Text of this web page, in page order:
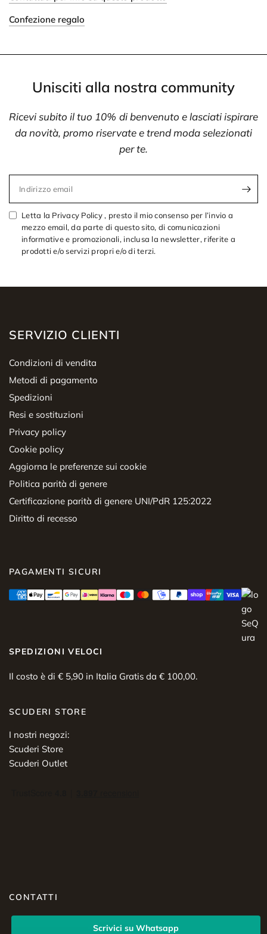
Confezione regalo
Unisciti alla nostra community
Ricevi subito il tuo 10% di benvenuto e lasciati ispirare
da novità, promo riservate e trend moda selezionati
per te.
Indirizzo email
Letta la Privacy Policy , presto il mio consenso per l’invio a
mezzo email, da parte di questo sito, di comunicazioni
informative e promozionali, inclusa la newsletter, riferite a
prodotti e/o servizi propri e/o di terzi.
SERVIZIO CLIENTI
Condizioni di vendita
Metodi di pagamento
Spedizioni
Resi e sostituzioni
Privacy policy
Cookie policy
Aggiorna le preferenze sui cookie
Politica parità di genere
Certificazione parità di genere UNI/PdR 125:2022
Diritto di recesso
PAGAMENTI SICURI
SPEDIZIONI VELOCI
Il costo è di € 5,90 in Italia Gratis da € 100,00.
SCUDERI STORE
I nostri negozi:
Scuderi Store
Scuderi Outlet
CONTATTI
Scrivici su Whatsapp